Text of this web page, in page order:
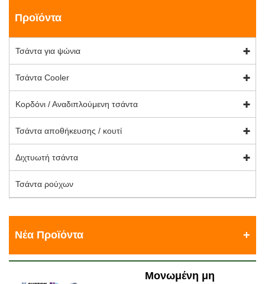
Προϊόντα
Τσάντα για ψώνια
Τσάντα Cooler
Κορδόνι / Αναδιπλούμενη τσάντα
Τσάντα αποθήκευσης / κουτί
Διχτυωτή τσάντα
Τσάντα ρούχων
Νέα Προϊόντα
Μονωμένη μη